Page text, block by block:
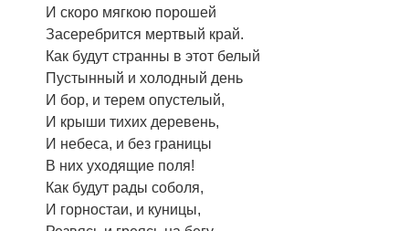
И скоро мягкою порошей
Засеребрится мертвый край.
Как будут странны в этот белый
Пустынный и холодный день
И бор, и терем опустелый,
И крыши тихих деревень,
И небеса, и без границы
В них уходящие поля!
Как будут рады соболя,
И горностаи, и куницы,